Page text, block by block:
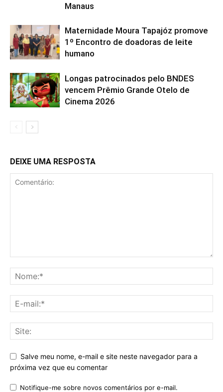
Manaus
Maternidade Moura Tapajóz promove
1º Encontro de doadoras de leite
humano
Longas patrocinados pelo BNDES
vencem Prêmio Grande Otelo de
Cinema 2026
DEIXE UMA RESPOSTA
Salve meu nome, e-mail e site neste navegador para a
próxima vez que eu comentar
Notifique-me sobre novos comentários por e-mail.